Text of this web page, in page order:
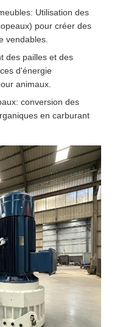
Utilisation des
pour créer des
vendables.
des pailles et des
d'énergie
animaux.
conversion des
en carburant